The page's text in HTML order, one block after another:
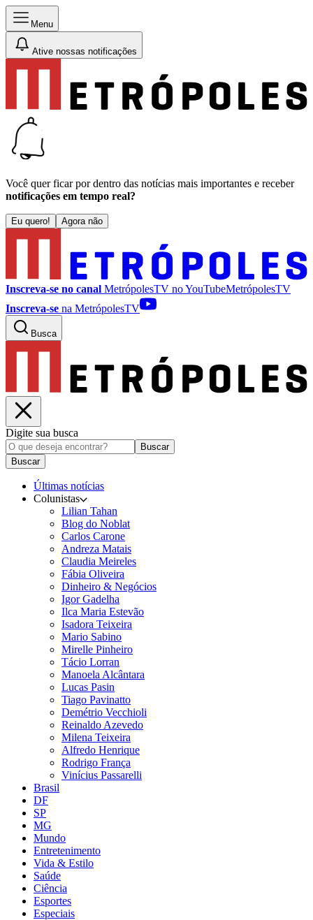
Menu
Ative nossas notificações
Você quer ficar por dentro das notícias mais importantes e receber
notificações em tempo real?
Eu quero! Agora não
Inscreva-se no canal MetrópolesTV noYouTubeMetrópolesTV
Inscreva-se na MetrópolesTV
Busca
Digite sua busca
Buscar
Buscar
Últimas notícias
Colunistas
Lilian Tahan
Blog do Noblat
Carlos Carone
Andreza Matais
Claudia Meireles
Fábia Oliveira
Dinheiro & Negócios
Igor Gadelha
Ilca Maria Estevão
Isadora Teixeira
Mario Sabino
Mirelle Pinheiro
Tácio Lorran
Manoela Alcântara
Lucas Pasin
Tiago Pavinatto
Demétrio Vecchioli
Reinaldo Azevedo
Milena Teixeira
Alfredo Henrique
Rodrigo França
Vinícius Passarelli
Brasil
DF
SP
MG
Mundo
Entretenimento
Vida & Estilo
Saúde
Ciência
Esportes
Especiais